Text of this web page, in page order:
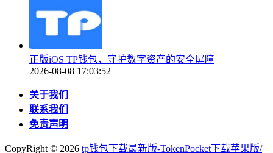
正版iOS TP钱包，守护数字资产的安全屏障
2026-08-08 17:03:52
关于我们
联系我们
免责声明
CopyRight © 2026 tp钱包下载最新版-TokenPocket下载苹果版/